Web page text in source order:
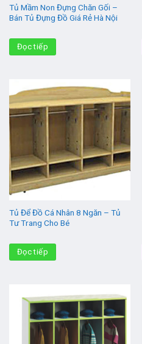
Tủ Mầm Non Đựng Chăn Gối –
Bán Tủ Đựng Đồ Giá Rẻ Hà Nội
Đọc tiếp
Tủ Để Đồ Cá Nhân 8 Ngăn – Tủ
Tư Trang Cho Bé
Đọc tiếp